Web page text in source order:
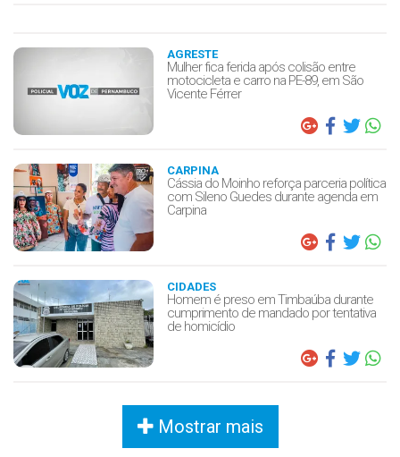
AGRESTE
Mulher fica ferida após colisão entre
motocicleta e carro na PE-89, em São
Vicente Férrer
CARPINA
Cássia do Moinho reforça parceria política
com Sileno Guedes durante agenda em
Carpina
CIDADES
Homem é preso em Timbaúba durante
cumprimento de mandado por tentativa
de homicídio
Mostrar mais